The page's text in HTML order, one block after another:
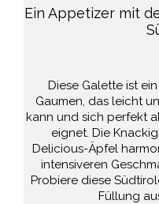
Ein Appetizer mit
Diese Galette ist
Gaumen, das leicht
kann und sich perfekt
eignet. Die
Delicious-Äpfel
intensiveren
Probiere diese
Füllung